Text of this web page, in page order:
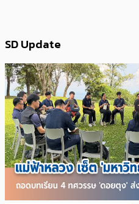
SD Update